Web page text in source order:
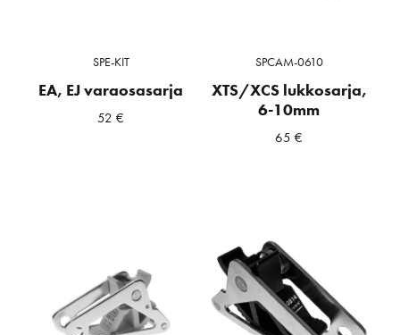
SPE-KIT
EA, EJ varaosasarja
52€
SPCAM-0610
XTS/XCS lukkosarja,
6-10mm
65€